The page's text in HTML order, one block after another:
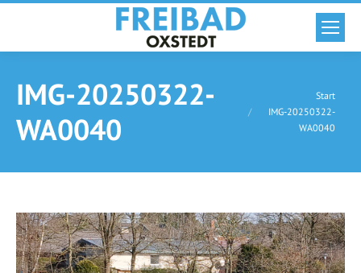
IMG-20250322-
WA0040
Sie befinden sich hier:
Start
IMG-20250322-
WA0040